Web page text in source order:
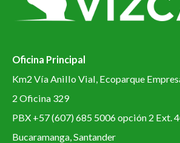
Oficina Principal
Km2 Vía Anillo Vial, Ecoparque
2 Oficina 329
PBX +57 (607) 685 5006 opción 2 Ext.
Bucaramanga, Santander